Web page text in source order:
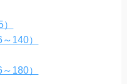
140）
180）